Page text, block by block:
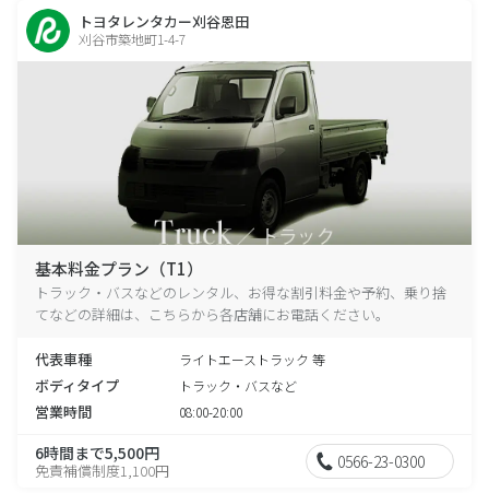
トヨタレンタカー刈谷恩田
刈谷市築地町1-4-7
基本料金プラン（T1）
トラック・バスなどのレンタル、お得な割引料金や予約、乗り捨
てなどの詳細は、こちらから各店舗にお電話ください。
代表車種 ライトエーストラック 等
ボディタイプ トラック・バスなど
営業時間 08:00-20:00
6時間まで5,500円
免責補償制度1,100円 0566-23-0300